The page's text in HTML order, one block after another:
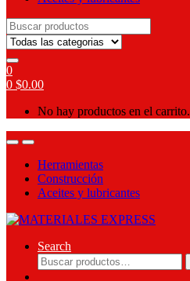
Search
for:
0
0 $0.00
No hay productos en el carrito.
Herramientas
Construcción
Aceites y lubricantes
Search
Buscar
por: